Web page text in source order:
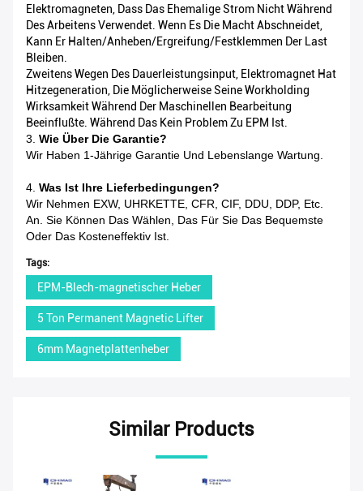
Elektromagneten, Dass Das Ehemalige Strom Nicht Während
Des Arbeitens Verwendet. Wenn Es Die Macht Abschneidet,
Kann Er Halten/Anheben/Ergreifung/Festklemmen Der Last
Bleiben.
Zweitens Wegen Des Dauerleistungsinput, Elektromagnet Hat
Hitzegeneration, Die Möglicherweise Seine Workholding
Wirksamkeit Während Der Maschinellen Bearbeitung
Beeinflußte. Während Das Kein Problem Zu EPM Ist.
3. Wie Über Die Garantie?
Wir Haben 1-Jährige Garantie Und Lebenslange Wartung.
4. Was Ist Ihre Lieferbedingungen?
Wir Nehmen EXW, UHRKETTE, CFR, CIF, DDU, DDP, Etc.
An. Sie Können Das Wählen, Das Für Sie Das Bequemste
Oder Das Kosteneffektiv Ist.
Tags:
EPM-Blech-magnetischer Heber
5 Ton Permanent Magnetic Lifter
6mm Magnetplattenheber
Similar Products